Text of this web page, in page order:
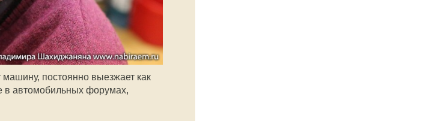
постоянно выезжает как
в автомобильных форумах,